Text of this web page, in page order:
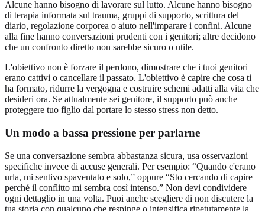
Alcune hanno bisogno di lavorare sul lutto. Alcune hanno bisogno
di terapia informata sul trauma, gruppi di supporto, scrittura del
diario, regolazione corporea o aiuto nell'imparare i confini. Alcune
alla fine hanno conversazioni prudenti con i genitori; altre decidono
che un confronto diretto non sarebbe sicuro o utile.
L'obiettivo non è forzare il perdono, dimostrare che i tuoi genitori
erano cattivi o cancellare il passato. L'obiettivo è capire che cosa ti
ha formato, ridurre la vergogna e costruire schemi adatti alla vita che
desideri ora. Se attualmente sei genitore, il supporto può anche
proteggere tuo figlio dal portare lo stesso stress non detto.
Un modo a bassa pressione per parlarne
Se una conversazione sembra abbastanza sicura, usa osservazioni
specifiche invece di accuse generali. Per esempio: “Quando c'erano
urla, mi sentivo spaventato e solo,” oppure “Sto cercando di capire
perché il conflitto mi sembra così intenso.” Non devi condividere
ogni dettaglio in una volta. Puoi anche scegliere di non discutere la
tua storia con qualcuno che respinge o intensifica ripetutamente la